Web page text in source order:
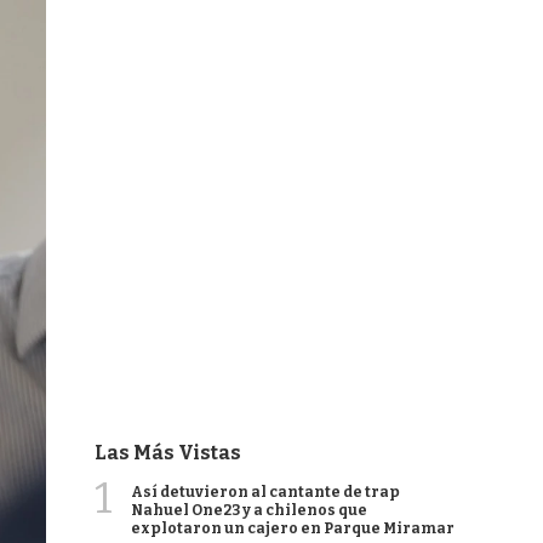
Las Más Vistas
1
Así detuvieron al cantante de trap
Nahuel One23 y a chilenos que
explotaron un cajero en Parque Miramar